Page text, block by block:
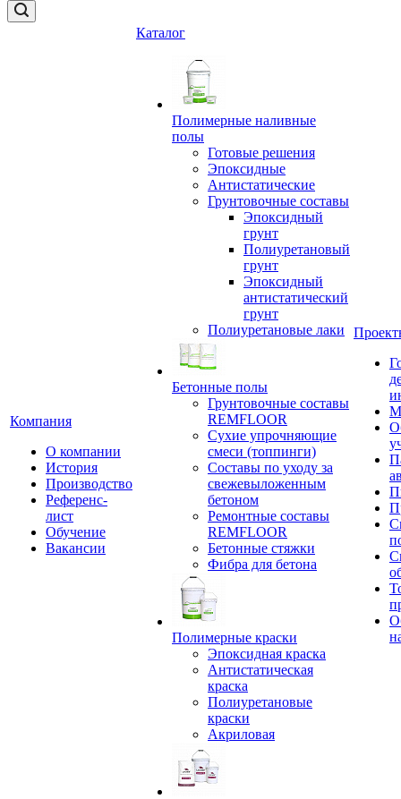
Компания
О компании
История
Производство
Референс-
лист
Обучение
Вакансии
Каталог
Полимерные наливные
полы
Готовые решения
Эпоксидные
Антистатические
Грунтовочные составы
Эпоксидный
грунт
Полиуретановый
грунт
Эпоксидный
антистатический
грунт
Полиуретановые лаки
Бетонные полы
Грунтовочные составы
REMFLOOR
Сухие упрочняющие
смеси (топпинги)
Составы по уходу за
свежевыложенным
бетоном
Ремонтные составы
REMFLOOR
Бетонные стяжки
Фибра для бетона
Полимерные краски
Эпоксидная краска
Антистатическая
краска
Полиуретановые
краски
Акриловая